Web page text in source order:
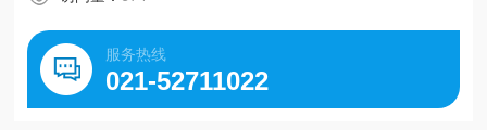
服务热线
021-52711022